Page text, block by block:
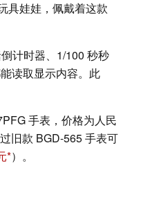
具娃娃，佩戴着这款
计时器、1/100 秒秒
读取显示内容。此
手表，价格为人民
旧款 BGD-565 手表可
）。